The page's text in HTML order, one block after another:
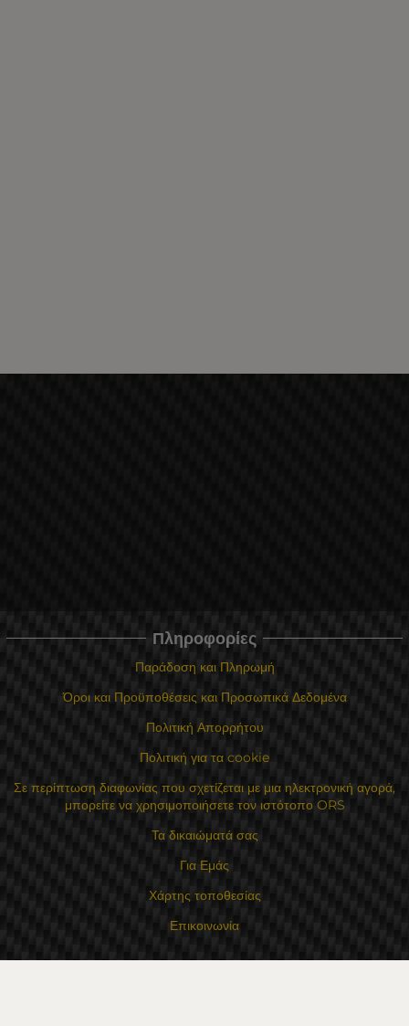
Πληροφορίες
Παράδοση και Πληρωμή
Όροι και Προϋποθέσεις και Προσωπικά Δεδομένα
Πολιτική Απορρήτου
Πολιτική για τα cookie
Σε περίπτωση διαφωνίας που σχετίζεται με μια ηλεκτρονική αγορά,
μπορείτε να χρησιμοποιήσετε τον ιστότοπο ORS
Τα δικαιώματά σας
Για Εμάς
Χάρτης τοποθεσίας
Επικοινωνία